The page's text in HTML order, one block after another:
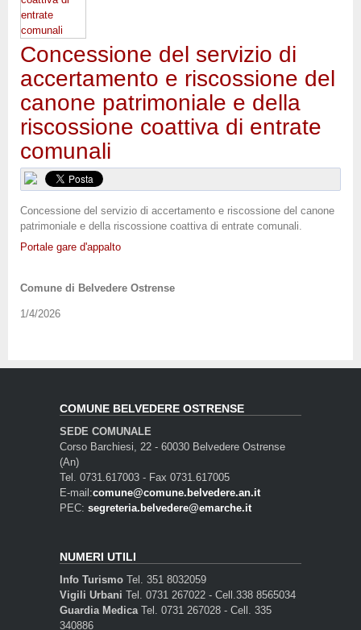
Concessione del servizio di
accertamento e riscossione del
canone patrimoniale e della
riscossione coattiva di entrate
comunali
Concessione del servizio di accertamento e riscossione del canone
patrimoniale e della riscossione coattiva di entrate comunali.
Portale gare d'appalto
Comune di Belvedere Ostrense
1/4/2026
COMUNE BELVEDERE OSTRENSE
SEDE COMUNALE
Corso Barchiesi, 22 - 60030 Belvedere Ostrense
(An)
Tel. 0731.617003 - Fax 0731.617005
E-mail:comune@comune.belvedere.an.it
PEC: segreteria.belvedere@emarche.it
NUMERI UTILI
Info Turismo Tel. 351 8032059
Vigili Urbani Tel. 0731 267022 - Cell.338 8565034
Guardia Medica Tel. 0731 267028 - Cell. 335
340886